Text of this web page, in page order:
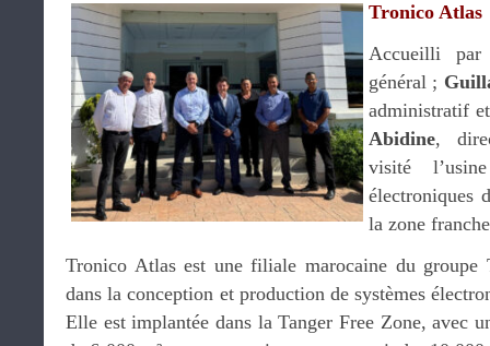
Tronico Atlas
Accueilli
général ;
administratif
Abidine,
visité
électroniques
la zone
Tronico Atlas est une filiale marocaine du groupe
dans la conception et production de systèmes
Elle est implantée dans la Tanger Free Zone, avec